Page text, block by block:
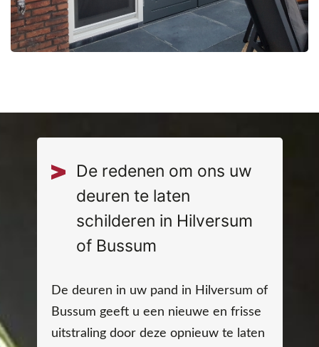
De redenen om ons uw
deuren te laten
schilderen in Hilversum
of Bussum
De deuren in uw pand in Hilversum of
Bussum geeft u een nieuwe en frisse
uitstraling door deze opnieuw te laten